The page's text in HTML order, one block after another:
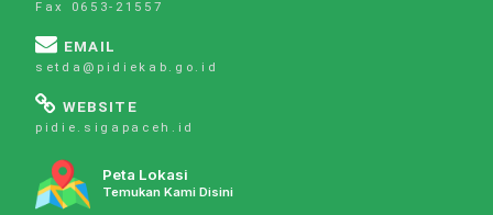
Fax 0653-21557
EMAIL
setda@pidiekab.go.id
WEBSITE
pidie.sigapaceh.id
Peta Lokasi
Temukan Kami Disini